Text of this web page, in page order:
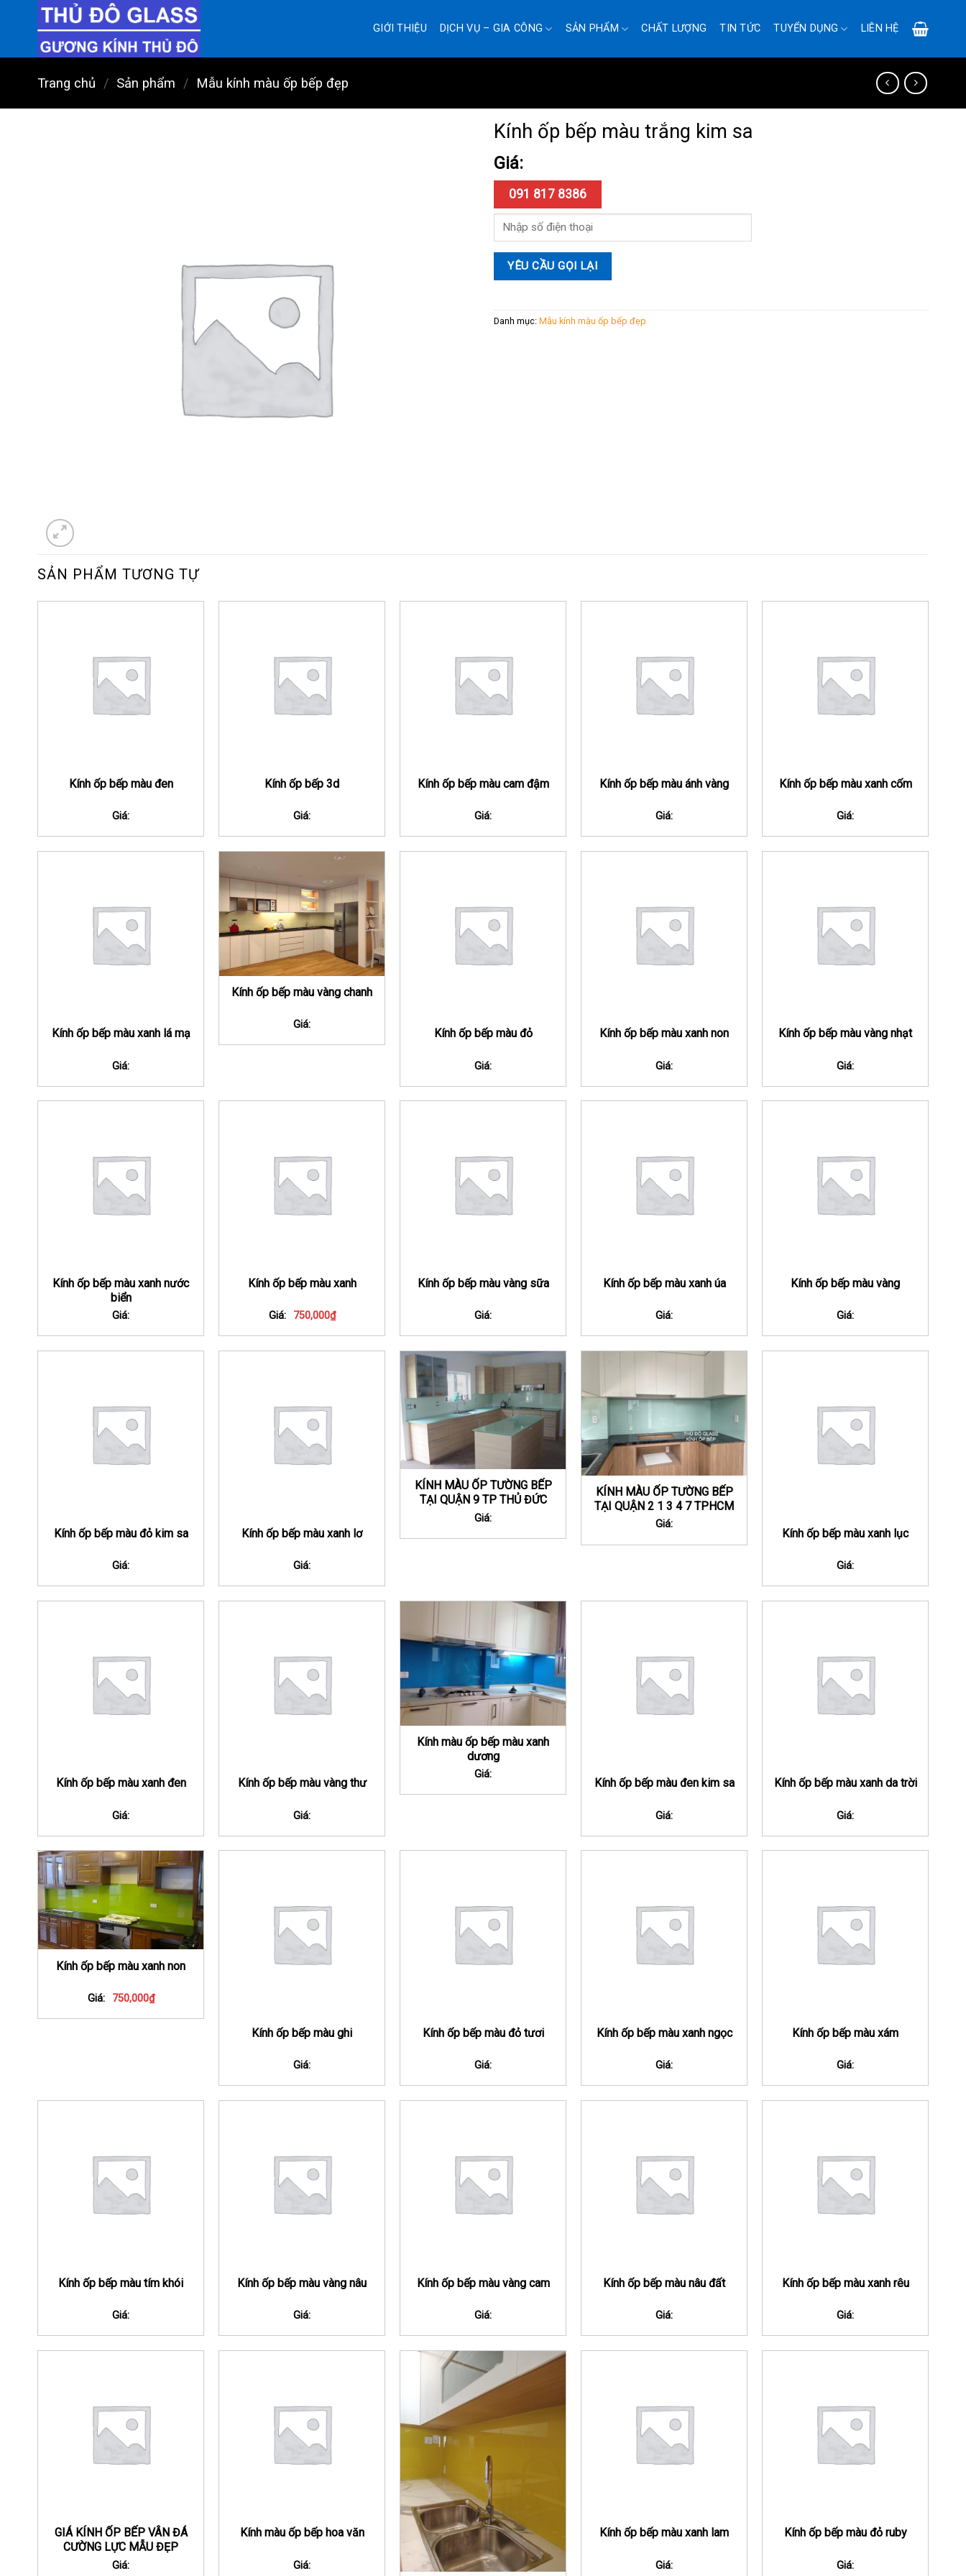
dung
GIỚI THIỆU DỊCH VỤ – GIA CÔNG SẢN PHẨM CHẤT LƯỢNG TIN TỨC TUYỂN DỤNG LIÊN HỆ
Trang chủ / Sản phẩm / Mẫu kính màu ốp bếp đẹp
Kính ốp bếp màu trắng kim sa
Giá:
091 817 8386
Danh mục: Mẫu kính màu ốp bếp đẹp
SẢN PHẨM TƯƠNG TỰ
Kính ốp bếp màu đen
Giá:
Kính ốp bếp 3d
Giá:
Kính ốp bếp màu cam đậm
Giá:
Kính ốp bếp màu ánh vàng
Giá:
Kính ốp bếp màu xanh cốm
Giá:
Kính ốp bếp màu xanh lá mạ
Giá:
Kính ốp bếp màu vàng chanh
Giá:
Kính ốp bếp màu đỏ
Giá:
Kính ốp bếp màu xanh non
Giá:
Kính ốp bếp màu vàng nhạt
Giá:
Kính ốp bếp màu xanh nước
biển
Giá:
Kính ốp bếp màu xanh
Giá: 750,000₫
Kính ốp bếp màu vàng sữa
Giá:
Kính ốp bếp màu xanh úa
Giá:
Kính ốp bếp màu vàng
Giá:
Kính ốp bếp màu đỏ kim sa
Giá:
Kính ốp bếp màu xanh lơ
Giá:
KÍNH MÀU ỐP TƯỜNG BẾP
TẠI QUẬN 9 TP THỦ ĐỨC
Giá:
KÍNH MÀU ỐP TƯỜNG BẾP
TẠI QUẬN 2 1 3 4 7 TPHCM
Giá:
Kính ốp bếp màu xanh lục
Giá:
Kính ốp bếp màu xanh đen
Giá:
Kính ốp bếp màu vàng thư
Giá:
Kính màu ốp bếp màu xanh
dương
Giá:
Kính ốp bếp màu đen kim sa
Giá:
Kính ốp bếp màu xanh da trời
Giá:
Kính ốp bếp màu xanh non
Giá: 750,000₫
Kính ốp bếp màu ghi
Giá:
Kính ốp bếp màu đỏ tươi
Giá:
Kính ốp bếp màu xanh ngọc
Giá:
Kính ốp bếp màu xám
Giá:
Kính ốp bếp màu tím khói
Giá:
Kính ốp bếp màu vàng nâu
Giá:
Kính ốp bếp màu vàng cam
Giá:
Kính ốp bếp màu nâu đất
Giá:
Kính ốp bếp màu xanh rêu
Giá:
GIÁ KÍNH ỐP BẾP VÂN ĐÁ
CƯỜNG LỰC MẪU ĐẸP
Giá:
Kính màu ốp bếp hoa văn
Giá:
Kính ốp bếp màu xanh lam
Giá:
Kính ốp bếp màu đỏ ruby
Giá: